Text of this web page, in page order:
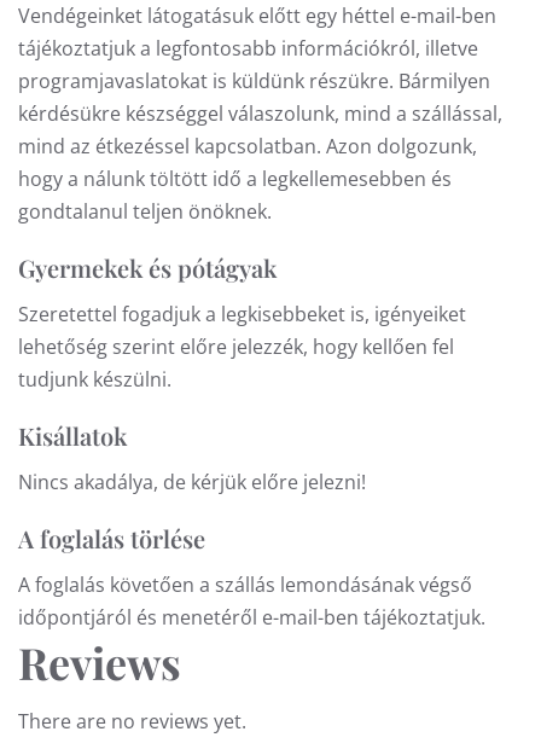
Vendégeinket látogatásuk előtt egy héttel e-mail-ben
tájékoztatjuk a legfontosabb információkról, illetve
programjavaslatokat is küldünk részükre. Bármilyen
kérdésükre készséggel válaszolunk, mind a szállással,
mind az étkezéssel kapcsolatban. Azon dolgozunk,
hogy a nálunk töltött idő a legkellemesebben és
gondtalanul teljen önöknek.
Gyermekek és pótágyak
Szeretettel fogadjuk a legkisebbeket is, igényeiket
lehetőség szerint előre jelezzék, hogy kellően fel
tudjunk készülni.
Kisállatok
Nincs akadálya, de kérjük előre jelezni!
A foglalás törlése
A foglalás követően a szállás lemondásának végső
időpontjáról és menetéről e-mail-ben tájékoztatjuk.
Reviews
There are no reviews yet.